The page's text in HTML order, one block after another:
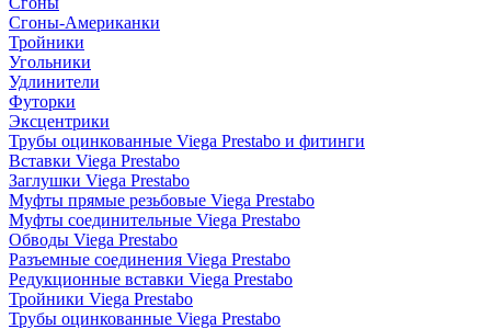
Сгоны-Американки
Тройники
Угольники
Удлинители
Футорки
Эксцентрики
Трубы оцинкованные Viega Prestabo и фитинги
Вставки Viega Prestabo
Заглушки Viega Prestabo
Муфты прямые резьбовые Viega Prestabo
Муфты соединительные Viega Prestabo
Обводы Viega Prestabo
Разъемные соединения Viega Prestabo
Редукционные вставки Viega Prestabo
Тройники Viega Prestabo
Трубы оцинкованные Viega Prestabo